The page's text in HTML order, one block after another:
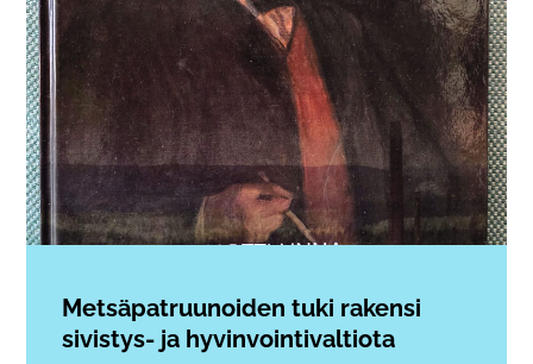
Metsäpatruunoiden tuki rakensi
sivistys- ja hyvinvointivaltiota